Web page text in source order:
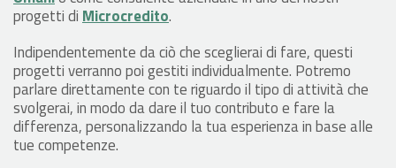
progetti di Microcredito.
Indipendentemente da ciò che sceglierai di fare, questi
progetti verranno poi gestiti individualmente. Potremo
parlare direttamente con te riguardo il tipo di attività che
svolgerai, in modo da dare il tuo contributo e fare la
differenza, personalizzando la tua esperienza in base alle
tue competenze.